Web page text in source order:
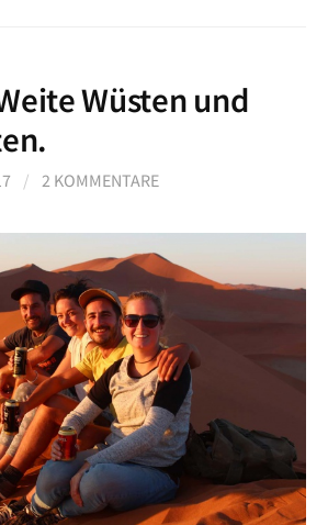
Wüsten und
/ 2 KOMMENTARE